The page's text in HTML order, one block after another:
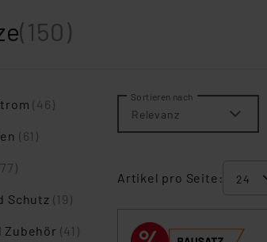
(150)
(46)
(61)
Schutz​ (19)
Zubehör (41)
Sortieren nach
Relevanz
Artikel pro Seite: